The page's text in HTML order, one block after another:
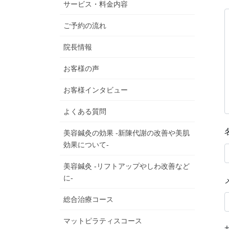
サービス・料金内容
ご予約の流れ
院長情報
お客様の声
お客様インタビュー
よくある質問
美容鍼灸の効果 -新陳代謝の改善や美肌
効果について-
美容鍼灸 -リフトアップやしわ改善など
に-
総合治療コース
マットピラティスコース